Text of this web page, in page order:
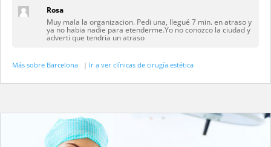
Rosa
Muy mala la organizacion. Pedi una, llegué 7 min. en atraso y
ya no habia nadie para etenderme.Yo no conozco la ciudad y
adverti que tendria un atraso
Más sobre Barcelona | Ir a ver clínicas de cirugía estética